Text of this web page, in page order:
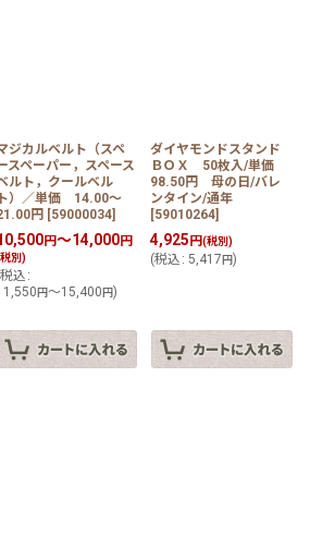
ジカルベルト（スペ
スペーパー，スペース
ルト，クールベル
ト）／単価 14.00〜
円 [59000034]
円～14,000円
別)
税込 :
円～15,400 円)
ダイヤモンドスタンド
ＢＯＸ 50枚入/単価
98.50円 母の日/バレ
ンタイン/通年
[59010264]
4,925 円(税別)
(税込 : 5,417円)